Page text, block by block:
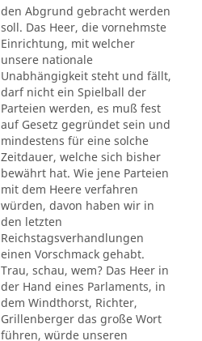
den Abgrund gebracht werden
soll. Das Heer, die vornehmste
Einrichtung, mit welcher
unsere nationale
Unabhängigkeit steht und fällt,
darf nicht ein Spielball der
Parteien werden, es muß fest
auf Gesetz gegründet sein und
mindestens für eine solche
Zeitdauer, welche sich bisher
bewährt hat. Wie jene Parteien
mit dem Heere verfahren
würden, davon haben wir in
den letzten
Reichstagsverhandlungen
einen Vorschmack gehabt.
Trau, schau, wem? Das Heer in
der Hand eines Parlaments, in
dem Windthorst, Richter,
Grillenberger das große Wort
führen, würde unseren